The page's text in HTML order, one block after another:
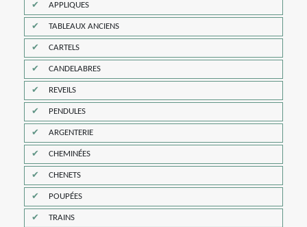
APPLIQUES
TABLEAUX ANCIENS
CARTELS
CANDELABRES
REVEILS
PENDULES
ARGENTERIE
CHEMINÉES
CHENETS
POUPÉES
TRAINS